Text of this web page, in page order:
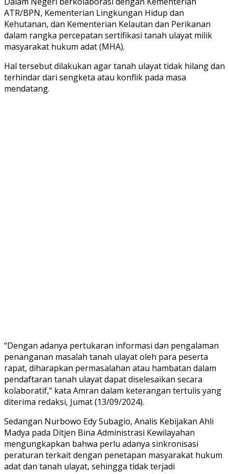
ATR/BPN, Kementerian Lingkungan Hidup dan
Kehutanan, dan Kementerian Kelautan dan Perikanan
dalam rangka percepatan sertifikasi tanah ulayat milik
masyarakat hukum adat (MHA).
Hal tersebut dilakukan agar tanah ulayat tidak hilang dan
terhindar dari sengketa atau konflik pada masa
mendatang.
“Dengan adanya pertukaran informasi dan pengalaman
penanganan masalah tanah ulayat oleh para peserta
rapat, diharapkan permasalahan atau hambatan dalam
pendaftaran tanah ulayat dapat diselesaikan secara
kolaboratif,” kata Amran dalam keterangan tertulis yang
diterima redaksi, Jumat (13/09/2024).
Sedangan Nurbowo Edy Subagio, Analis Kebijakan Ahli
Madya pada Ditjen Bina Administrasi Kewilayahan
mengungkapkan bahwa perlu adanya sinkronisasi
peraturan terkait dengan penetapan masyarakat hukum
adat dan tanah ulayat, sehingga tidak terjadi